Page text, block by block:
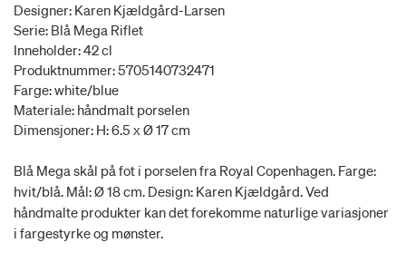
Designer: Karen Kjældgård-Larsen
Serie: Blå Mega Riflet
Inneholder: 42 cl
Produktnummer: 5705140732471
Farge: white/blue
Materiale: håndmalt porselen
Dimensjoner: H: 6.5 x Ø 17 cm
Blå Mega skål på fot i porselen fra Royal Copenhagen. Farge:
hvit/blå. Mål: Ø 18 cm. Design: Karen Kjældgård. Ved
håndmalte produkter kan det forekomme naturlige variasjoner
i fargestyrke og mønster.